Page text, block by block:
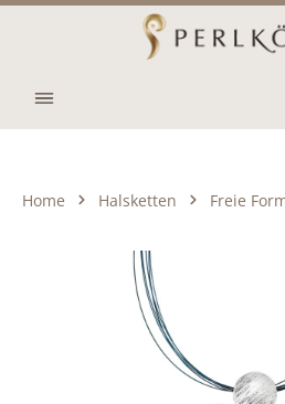
Zum Hauptinhalt springen
Home Halsketten Freie
Bildergalerie überspringen